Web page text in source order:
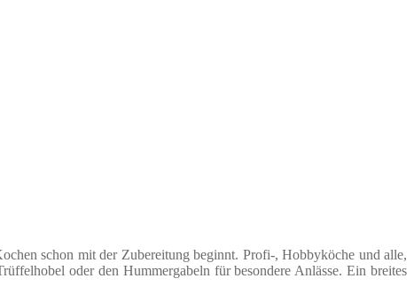
schon mit der Zubereitung beginnt. Profi-, Hobbyköche und alle,
oder den Hummergabeln für besondere Anlässe. Ein breites